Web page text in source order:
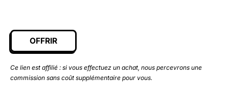
OFFRIR
Ce lien est affilié : si vous effectuez un achat, nous percevrons une
commission sans coût supplémentaire pour vous.